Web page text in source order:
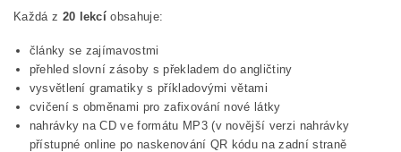
Každá z 20 lekcí obsahuje:
články se zajímavostmi
přehled slovní zásoby s překladem do angličtiny
vysvětlení gramatiky s příkladovými větami
cvičení s obměnami pro zafixování nové látky
nahrávky na CD ve formátu MP3 (v novější verzi nahrávky
přístupné online po naskenování QR kódu na zadní straně